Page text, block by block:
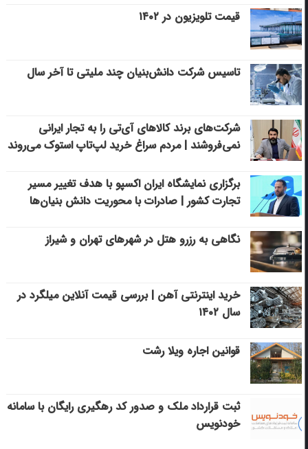
قیمت تلویزیون در ۱۴۰۲
تاسیس شرکت دانش‌بنیان چند ملیتی تا آخر سال
شرکت‌های برند کالاهای آی‌تی را به تجار ایرانی
نمی‌فروشند | مردم سراغ خرید لپ‌تاپ استوک می‌روند
برگزاری نمایشگاه ایران اکسپو با هدف تغییر مسیر
تجارت کشور | صادرات با محوریت دانش بنیان‌ها
نگاهی به رزرو هتل در شهرهای تهران و شیراز
خرید اینترنتی آهن | بررسی قیمت آنلاین میلگرد در
سال ۱۴۰۲
قوانین اجاره ویلا رشت
ثبت قرارداد ملک و صدور کد رهگیری رایگان با سامانه
خودنویس